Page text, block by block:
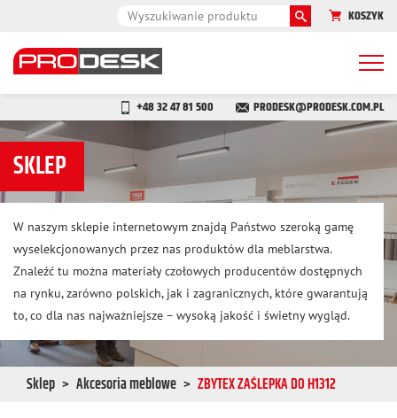
KOSZYK
+48 32 47 81 500 PRODESK@PRODESK.COM.PL
SKLEP
W naszym sklepie internetowym znajdą Państwo szeroką gamę
wyselekcjonowanych przez nas produktów dla meblarstwa.
Znaleźć tu można materiały czołowych producentów dostępnych
na rynku, zarówno polskich, jak i zagranicznych, które gwarantują
to, co dla nas najważniejsze – wysoką jakość i świetny wygląd.
Sklep Akcesoria meblowe ZBYTEX ZAŚLEPKA DO H1312